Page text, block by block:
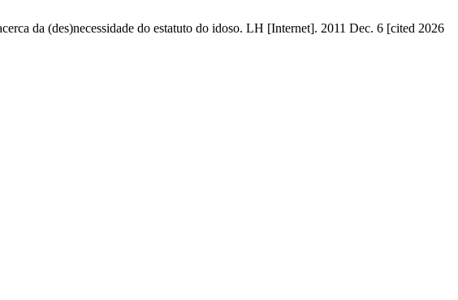
da (des)necessidade do estatuto do idoso. LH [Internet]. 2011 Dec. 6 [cited 2026